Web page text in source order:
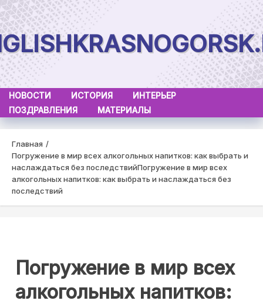
Skip
to
content
НОВОСТИ ИСТОРИЯ
ИНТЕРЬЕР
ПОЗДРАВЛЕНИЯ
МАТЕРИАЛЫ
Главная
Погружение в мир всех алкогольных напитков: как выбрать и
наслаждаться без последствийПогружение в мир всех
алкогольных напитков: как выбрать и наслаждаться без
последствий
Погружение в мир всех
алкогольных напитков: